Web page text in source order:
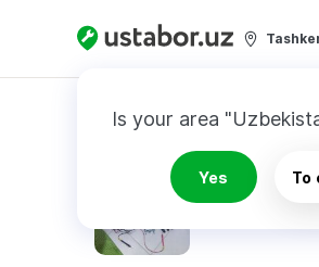
Is your area
Yes To
Home Appliance Repair
Тимур Борисов.